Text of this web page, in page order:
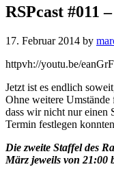
RSPcast #011
17. Februar 2014 by
httpvh://youtu.be/
Jetzt ist es endlich
Ohne weitere
dass wir nicht nur einen
Termin festlegen
Die zweite Staffel des
März jeweils von 21:00